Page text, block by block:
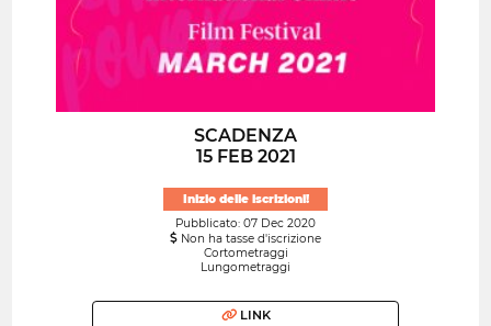
SCADENZA
15 FEB 2021
Inizio delle iscrizioni!
Pubblicato: 07 Dec 2020
Non ha tasse d'iscrizione
Cortometraggi
Lungometraggi
LINK